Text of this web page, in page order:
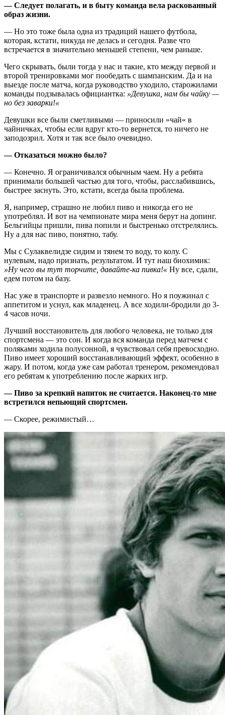
— Следует полагать, и в быту команда вела раскованный
образ жизни.
— Но это тоже была одна из традиций нашего футбола,
которая, кстати, никуда не делась и сегодня. Разве что
встречается в значительно меньшей степени, чем раньше.
Чего скрывать, были тогда у нас и такие, кто между первой и
второй тренировками мог пообедать с шампанским. Да и на
выезде после матча, когда руководство уходило, старожилами
команды подзывалась официантка: »Девушка, нам бы чайку —
но без заварки!«
Девушки все были сметливыми — приносили »чай« в
чайничках, чтобы если вдруг кто-то вернется, то ничего не
заподозрил. Хотя и так все было очевидно.
— Отказаться можно было?
— Конечно. Я ограничивался обычным чаем. Ну а ребята
принимали большей частью для того, чтобы, расслабившись,
быстрее заснуть. Это, кстати, всегда была проблема.
Я, например, страшно не любил пиво и никогда его не
употреблял. И вот на чемпионате мира меня берут на допинг.
Бельгийцы пришли, пива попили и быстренько отстрелялись.
Ну а для нас пиво, понятно, табу.
Мы с Сулаквелидзе сидим и тянем то воду, то колу. С
нулевым, надо признать, результатом. И тут наш биохимик:
»Ну чего вы тут торчите, давайте-ка пивка!« Ну все, сдали,
едем потом на базу.
Нас уже в транспорте и развезло немного. Но я поужинал с
аппетитом и уснул, как младенец. А все ходили-бродили до 3-
4 часов ночи.
Лучший восстановитель для любого человека, не только для
спортсмена — это сон. И когда вся команда перед матчем с
поляками ходила полусонной, я чувствовал себя превосходно.
Пиво имеет хороший восстанавливающий эффект, особенно в
жару. И потом, когда уже сам работал тренером, рекомендовал
его ребятам к употреблению после жарких игр.
— Пиво за крепкий напиток не считается. Наконец-то мне
встретился непьющий спортсмен.
— Скорее, режимистый…